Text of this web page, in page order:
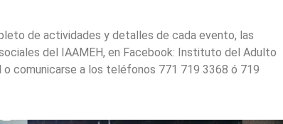
de actividades y detalles de cada evento, las
del IAAMEH, en Facebook: Instituto del Adulto
comunicarse a los teléfonos 771 719 3368 ó 719